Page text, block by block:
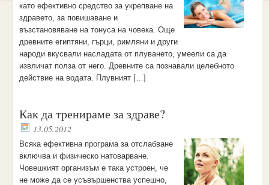
като ефективно средство за укрепване на
здравето, за повишаване и
възстановяване на тонуса на човека. Още
древните египтяни, гърци, римляни и други
народи вкусвали насладата от плуването, умеели са да
извличат полза от него. Древните са познавали целебното
действие на водата. Плувният […]
Как да тренираме за здраве?
13.05.2012
Всяка ефективна програма за отслабване
включва и физическо натоварване.
Човешкият организъм е така устроен, че
не може да се усъвършенства успешно,